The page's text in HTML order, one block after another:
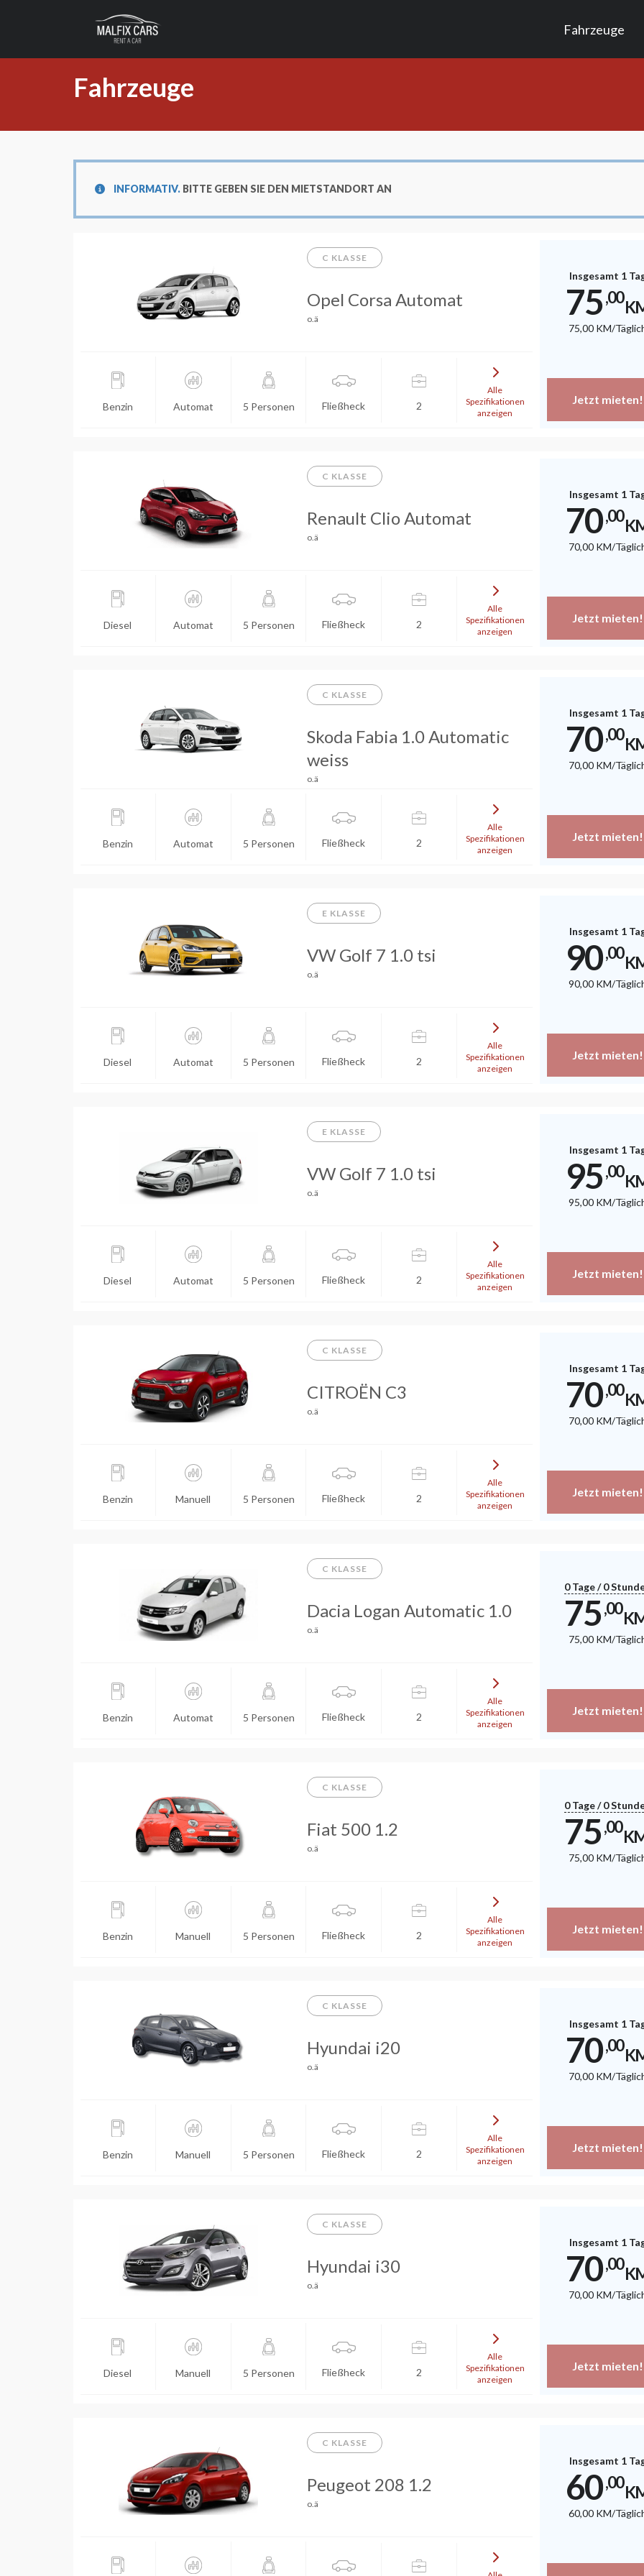
Fahrzeuge
Fahrzeuge
INFORMATIV. BITTE GEBEN SIE DEN MIETSTANDORT AN
C KLASSE
Opel Corsa Automat
o.ä
Benzin Automat 5 Personen Fließheck 2
Alle
Spezifikationen
anzeigen
Insgesamt 1
75,00
75,00KM/
Jetzt mieten!
C KLASSE
Renault Clio Automat
o.ä
Diesel Automat 5 Personen Fließheck 2
Alle
Spezifikationen
anzeigen
Insgesamt 1
70,00
70,00KM/
Jetzt mieten!
C KLASSE
Skoda Fabia 1.0 Automatic
weiss
o.ä
Benzin Automat 5 Personen Fließheck 2
Alle
Spezifikationen
anzeigen
Insgesamt 1
70,00
70,00KM/
Jetzt mieten!
E KLASSE
VW Golf 7 1.0 tsi
o.ä
Diesel Automat 5 Personen Fließheck 2
Alle
Spezifikationen
anzeigen
Insgesamt 1
90,00
90,00KM/
Jetzt mieten!
E KLASSE
VW Golf 7 1.0 tsi
o.ä
Diesel Automat 5 Personen Fließheck 2
Alle
Spezifikationen
anzeigen
Insgesamt 1
95,00
95,00KM/
Jetzt mieten!
C KLASSE
CITROËN C3
o.ä
Benzin Manuell 5 Personen Fließheck 2
Alle
Spezifikationen
anzeigen
Insgesamt 1
70,00
70,00KM/
Jetzt mieten!
C KLASSE
Dacia Logan Automatic 1.0
o.ä
Benzin Automat 5 Personen Fließheck 2
Alle
Spezifikationen
anzeigen
0 Tage / 0
75,00
75,00KM/
Jetzt mieten!
C KLASSE
Fiat 500 1.2
o.ä
Benzin Manuell 5 Personen Fließheck 2
Alle
Spezifikationen
anzeigen
0 Tage / 0
75,00
75,00KM/
Jetzt mieten!
C KLASSE
Hyundai i20
o.ä
Benzin Manuell 5 Personen Fließheck 2
Alle
Spezifikationen
anzeigen
Insgesamt 1
70,00
70,00KM/
Jetzt mieten!
C KLASSE
Hyundai i30
o.ä
Diesel Manuell 5 Personen Fließheck 2
Alle
Spezifikationen
anzeigen
Insgesamt 1
70,00
70,00KM/
Jetzt mieten!
C KLASSE
Peugeot 208 1.2
o.ä
Insgesamt 1
60,00
60,00KM/